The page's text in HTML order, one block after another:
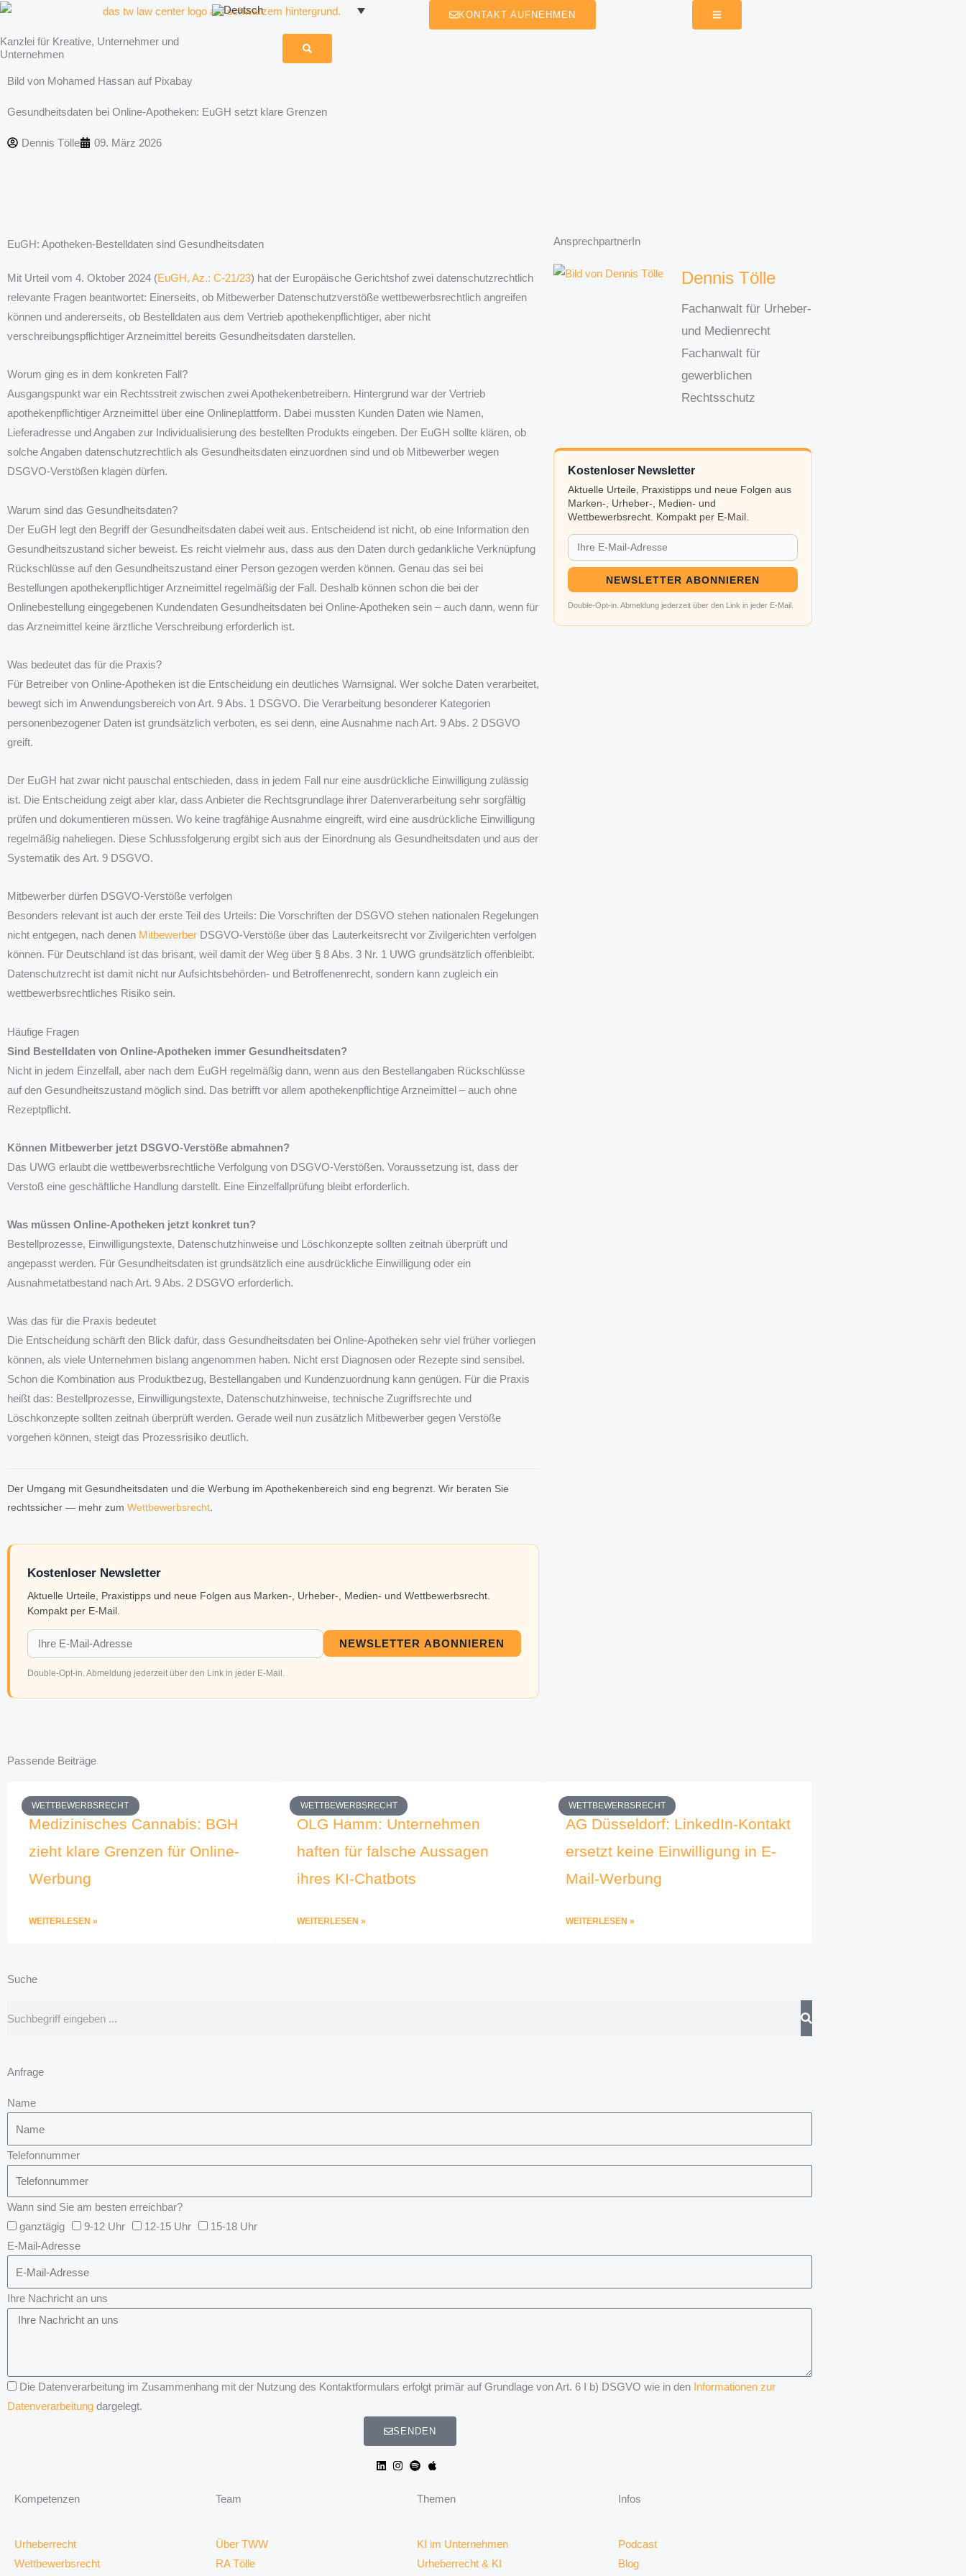
Zum
springen
Kanzlei für Kreative, Unternehmer und
Unternehmen
KONTAKT AUFNEHMEN
Bild von Mohamed Hassan auf Pixabay
Gesundheitsdaten bei Online-Apotheken: EuGH setzt klare Grenzen
Dennis Tölle 09. März 2026
EuGH: Apotheken-Bestelldaten sind Gesundheitsdaten
Mit Urteil vom 4. Oktober 2024 (EuGH, Az.: C-21/23) hat der Europäische Gerichtshof zwei datenschutzrechtlich
relevante Fragen beantwortet: Einerseits, ob Mitbewerber Datenschutzverstöße wettbewerbsrechtlich angreifen
können und andererseits, ob Bestelldaten aus dem Vertrieb apothekenpflichtiger, aber nicht
verschreibungspflichtiger Arzneimittel bereits Gesundheitsdaten darstellen.
Worum ging es in dem konkreten Fall?
Ausgangspunkt war ein Rechtsstreit zwischen zwei Apothekenbetreibern. Hintergrund war der Vertrieb
apothekenpflichtiger Arzneimittel über eine Onlineplattform. Dabei mussten Kunden Daten wie Namen,
Lieferadresse und Angaben zur Individualisierung des bestellten Produkts eingeben. Der EuGH sollte klären, ob
solche Angaben datenschutzrechtlich als Gesundheitsdaten einzuordnen sind und ob Mitbewerber wegen
DSGVO-Verstößen klagen dürfen.
Warum sind das Gesundheitsdaten?
Der EuGH legt den Begriff der Gesundheitsdaten dabei weit aus. Entscheidend ist nicht, ob eine Information den
Gesundheitszustand sicher beweist. Es reicht vielmehr aus, dass aus den Daten durch gedankliche Verknüpfung
Rückschlüsse auf den Gesundheitszustand einer Person gezogen werden können. Genau das sei bei
Bestellungen apothekenpflichtiger Arzneimittel regelmäßig der Fall. Deshalb können schon die bei der
Onlinebestellung eingegebenen Kundendaten Gesundheitsdaten bei Online-Apotheken sein – auch dann, wenn für
das Arzneimittel keine ärztliche Verschreibung erforderlich ist.
Was bedeutet das für die Praxis?
Für Betreiber von Online-Apotheken ist die Entscheidung ein deutliches Warnsignal. Wer solche Daten verarbeitet,
bewegt sich im Anwendungsbereich von Art. 9 Abs. 1 DSGVO. Die Verarbeitung besonderer Kategorien
personenbezogener Daten ist grundsätzlich verboten, es sei denn, eine Ausnahme nach Art. 9 Abs. 2 DSGVO
greift.
Der EuGH hat zwar nicht pauschal entschieden, dass in jedem Fall nur eine ausdrückliche Einwilligung zulässig
ist. Die Entscheidung zeigt aber klar, dass Anbieter die Rechtsgrundlage ihrer Datenverarbeitung sehr sorgfältig
prüfen und dokumentieren müssen. Wo keine tragfähige Ausnahme eingreift, wird eine ausdrückliche Einwilligung
regelmäßig naheliegen. Diese Schlussfolgerung ergibt sich aus der Einordnung als Gesundheitsdaten und aus der
Systematik des Art. 9 DSGVO.
Mitbewerber dürfen DSGVO-Verstöße verfolgen
Besonders relevant ist auch der erste Teil des Urteils: Die Vorschriften der DSGVO stehen nationalen Regelungen
nicht entgegen, nach denen Mitbewerber DSGVO-Verstöße über das Lauterkeitsrecht vor Zivilgerichten verfolgen
können. Für Deutschland ist das brisant, weil damit der Weg über § 8 Abs. 3 Nr. 1 UWG grundsätzlich offenbleibt.
Datenschutzrecht ist damit nicht nur Aufsichtsbehörden- und Betroffenenrecht, sondern kann zugleich ein
wettbewerbsrechtliches Risiko sein.
Häufige Fragen
Sind Bestelldaten von Online-Apotheken immer Gesundheitsdaten?
Nicht in jedem Einzelfall, aber nach dem EuGH regelmäßig dann, wenn aus den Bestellangaben Rückschlüsse
auf den Gesundheitszustand möglich sind. Das betrifft vor allem apothekenpflichtige Arzneimittel – auch ohne
Rezeptpflicht.
Können Mitbewerber jetzt DSGVO-Verstöße abmahnen?
Das UWG erlaubt die wettbewerbsrechtliche Verfolgung von DSGVO-Verstößen. Voraussetzung ist, dass der
Verstoß eine geschäftliche Handlung darstellt. Eine Einzelfallprüfung bleibt erforderlich.
Was müssen Online-Apotheken jetzt konkret tun?
Bestellprozesse, Einwilligungstexte, Datenschutzhinweise und Löschkonzepte sollten zeitnah überprüft und
angepasst werden. Für Gesundheitsdaten ist grundsätzlich eine ausdrückliche Einwilligung oder ein
Ausnahmetatbestand nach Art. 9 Abs. 2 DSGVO erforderlich.
Was das für die Praxis bedeutet
Die Entscheidung schärft den Blick dafür, dass Gesundheitsdaten bei Online-Apotheken sehr viel früher vorliegen
können, als viele Unternehmen bislang angenommen haben. Nicht erst Diagnosen oder Rezepte sind sensibel.
Schon die Kombination aus Produktbezug, Bestellangaben und Kundenzuordnung kann genügen. Für die Praxis
heißt das: Bestellprozesse, Einwilligungstexte, Datenschutzhinweise, technische Zugriffsrechte und
Löschkonzepte sollten zeitnah überprüft werden. Gerade weil nun zusätzlich Mitbewerber gegen Verstöße
vorgehen können, steigt das Prozessrisiko deutlich.
Der Umgang mit Gesundheitsdaten und die Werbung im Apothekenbereich sind eng begrenzt. Wir beraten Sie
rechtssicher — mehr zum Wettbewerbsrecht
Kostenloser Newsletter
Aktuelle Urteile, Praxistipps und neue Folgen aus Marken-, Urheber-, Medien- und Wettbewerbsrecht.
Kompakt per E-Mail.
NEWSLETTER ABONNIEREN
Double-Opt-in. Abmeldung jederzeit über den Link in jeder E-Mail.
AnsprechpartnerIn
Dennis Tölle
Fachanwalt für Urheber-
und Medienrecht
Fachanwalt für
gewerblichen
Rechtsschutz
Kostenloser Newsletter
Aktuelle Urteile, Praxistipps und neue Folgen aus
Marken-, Urheber-, Medien- und
Wettbewerbsrecht. Kompakt per E-Mail.
NEWSLETTER ABONNIEREN
Double-Opt-in. Abmeldung jederzeit über den Link in jeder E-Mail.
Passende Beiträge
WETTBEWERBSRECHT
Medizinisches Cannabis: BGH
zieht klare Grenzen für Online-
Werbung
WEITERLESEN »
WETTBEWERBSRECHT
OLG Hamm: Unternehmen
haften für falsche Aussagen
ihres KI-Chatbots
WEITERLESEN »
WETTBEWERBSRECHT
AG Düsseldorf: LinkedIn-Kontakt
ersetzt keine Einwilligung in E-
Mail-Werbung
WEITERLESEN »
Suche
Anfrage
Name
Telefonnummer
Wann sind Sie am besten erreichbar?
ganztägig
9-12 Uhr 12-15 Uhr
15-18 Uhr
E-Mail-Adresse
Ihre Nachricht an uns
Die Datenverarbeitung im Zusammenhang mit der Nutzung des Kontaktformulars erfolgt primär auf Grundlage von Art. 6 I b) DSGVO wie in den Informationen zur
Datenverarbeitung dargelegt.
SENDEN
Kompetenzen
Urheberrecht
Wettbewerbsrecht
Team
Über TWW
RA Tölle
Themen
KI im Unternehmen
Urheberrecht & KI
Infos
Podcast
Blog